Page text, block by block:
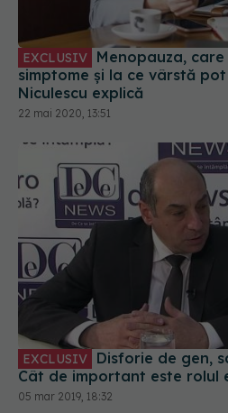
Menopauza, care sunt primele
simptome și la ce vârstă
Niculescu explică
22 mai 2020, 13:51
EXCLUSIV Disforie de gen, sau transsexualitate.
Cât de important este rolul
05 mar 2019, 18:32